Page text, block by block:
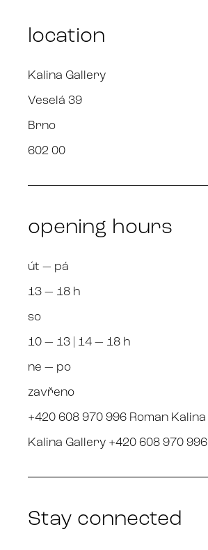
location
Kalina Gallery
Veselá 39
Brno
602 00
opening hours
út — pá
13 — 18 h
so
10 — 13 | 14 — 18 h
ne — po
zavřeno
+420 608 970 996 Roman Kalina
Kalina Gallery +420 608 970 996
Stay connected